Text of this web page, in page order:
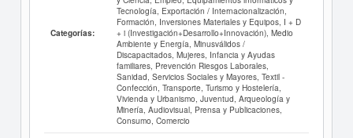
Categorías:
Tecnología, Exportación / Internacionalización,
Formación, Inversiones Materiales y Equipos, I + D
+ i (Investigación+Desarrollo+Innovación), Medio
Ambiente y Energía, Minusválidos /
Discapacitados, Mujeres, Infancia y Ayudas
familiares, Prevención Riesgos Laborales,
Sanidad, Servicios Sociales y Mayores, Textil -
Confección, Transporte, Turismo y Hostelería,
Vivienda y Urbanismo, Juventud, Arqueología y
Minería, Audiovisual, Prensa y Publicaciones,
Consumo, Comercio